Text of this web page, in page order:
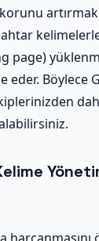
artırmak
page)
eder. Böylece